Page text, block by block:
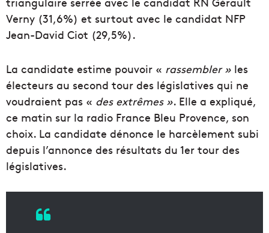
Verny (31,6%) et surtout avec le candidat NFP
Jean-David Ciot (29,5%).
La candidate estime pouvoir « rassembler » les
électeurs au second tour des législatives qui ne
voudraient pas « des extrêmes ». Elle a expliqué,
ce matin sur la radio France Bleu Provence, son
choix. La candidate dénonce le harcèlement subi
depuis l’annonce des résultats du 1er tour des
législatives.